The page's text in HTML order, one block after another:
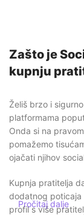
Zašto je
kupnju
Želiš brzo i
platformama
Onda si na
pomažemo
ojačati njihov
Kupnja pratitelja
dodatnog poticaja
profil s više
Pročitaj dalje